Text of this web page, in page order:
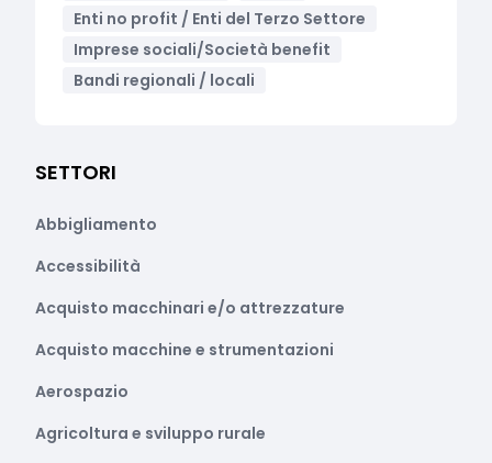
Enti no profit / Enti del Terzo Settore
Imprese sociali/Società benefit
Bandi regionali / locali
SETTORI
Abbigliamento
Accessibilità
Acquisto macchinari e/o attrezzature
Acquisto macchine e strumentazioni
Aerospazio
Agricoltura e sviluppo rurale